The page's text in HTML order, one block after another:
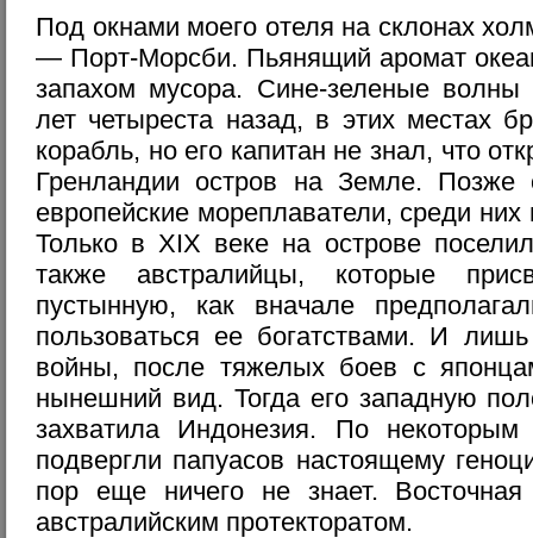
Под окнами моего отеля на склонах
— Порт-Морсби. Пьянящий аромат
запахом мусора. Сине-зеленые волны
лет четыреста назад, в этих местах
корабль, но его капитан не знал, что
Гренландии остров на Земле. Позже
европейские мореплаватели, среди
Только в XIX веке на острове
также австралийцы, которые
пустынную, как вначале
пользоваться ее богатствами. И
войны, после тяжелых боев с
нынешний вид. Тогда его западную
захватила Индонезия. По
подвергли папуасов настоящему
пор еще ничего не знает.
австралийским протекторатом.